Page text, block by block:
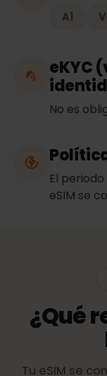
A1
eKYC
No es
El
eSIM se
¿Qué
Tu eSIM se